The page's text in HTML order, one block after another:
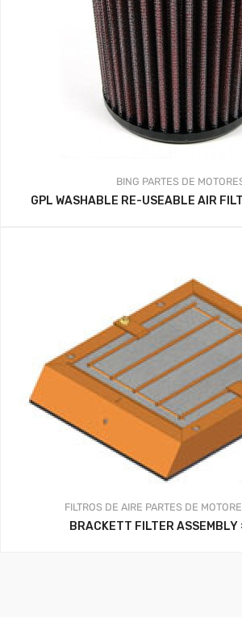
BING PARTES DE
GPL WASHABLE RE-USEABLE AIR
FILTROS DE AIRE PARTES DE
BRACKETT FILTER